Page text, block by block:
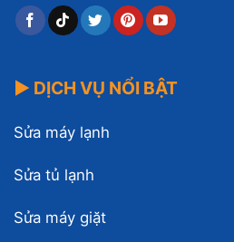
▶ DỊCH VỤ NỔI BẬT
Sửa máy lạnh
Sửa tủ lạnh
Sửa máy giặt